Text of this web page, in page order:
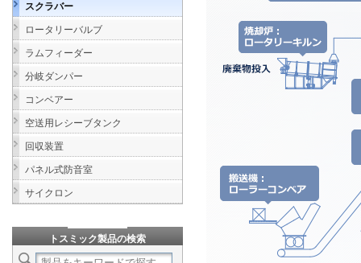
スクラバー
ロータリーバルブ
ラムフィーダー
分岐ダンパー
コンベアー
空送用レシーブタンク
回収装置
パネル式防音室
サイクロン
トスミック製品の検索